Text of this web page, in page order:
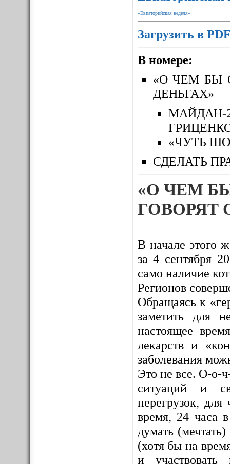
«Евпаторийская неделя»
Загрузить в
В номере:
«О ЧЕМ БЫ
ДЕНЬГАХ»
«ЧУТЬ
СДЕЛАТЬ
«О ЧЕМ
ГОВОРЯТ
В начале этого
за 4 сентября
само наличие
Регионов
Обращаясь к
заметить для
настоящее
лекарств и
заболевания
Это не все. О-о-
ситуаций и
перегрузок, для
время, 24 часа
думать
(хотя бы на
и участвовать